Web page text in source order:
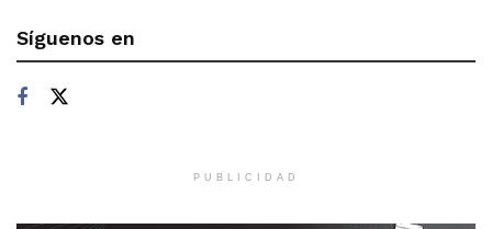
Síguenos en
PUBLICIDAD